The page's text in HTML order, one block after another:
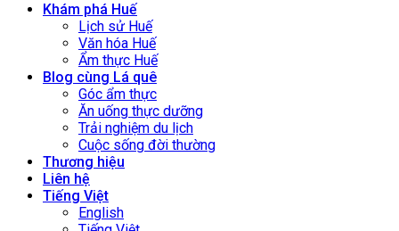
Khám phá Huế
Lịch sử Huế
Văn hóa Huế
Ẩm thực Huế
Blog cùng Lá quê
Góc ẩm thực
Ăn uống thực dưỡng
Trải nghiệm du lịch
Cuộc sống đời thường
Thương hiệu
Liên hệ
Tiếng Việt
English